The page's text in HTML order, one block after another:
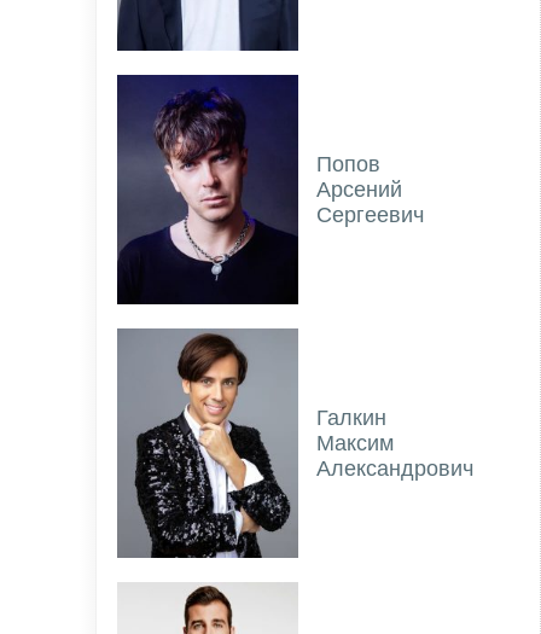
Попов
Арсений
Сергеевич
Галкин
Максим
Александрович